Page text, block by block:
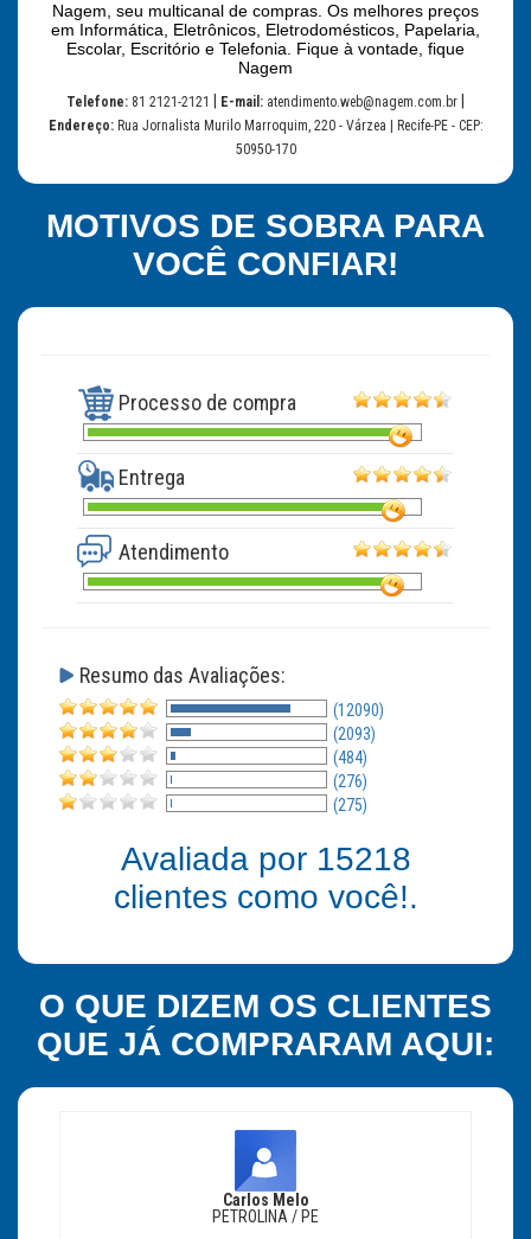
Nagem, seu multicanal de compras. Os melhores preços
em Informática, Eletrônicos, Eletrodomésticos, Papelaria,
Escolar, Escritório e Telefonia. Fique à vontade, fique
Nagem
Telefone: 81 2121-2121 E-mail: atendimento.web@nagem.com.br
Endereço: Rua Jornalista Murilo Marroquim, 220 - Várzea | Recife-PE - CEP:
50950-170
MOTIVOS DE SOBRA PARA
VOCÊ CONFIAR!
Processo de compra
Entrega
Atendimento
Resumo das Avaliações:
(12090)
(2093)
(484)
(276)
(275)
Avaliada por 15218
clientes como você!.
O QUE DIZEM OS CLIENTES
QUE JÁ COMPRARAM AQUI:
Carlos Melo
PETROLINA / PE